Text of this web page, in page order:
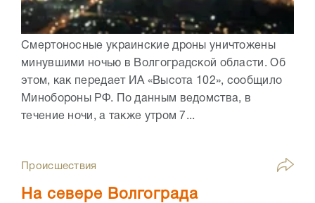
Смертоносные украинские дроны уничтожены
минувшими ночью в Волгоградской области. Об
этом, как передает ИА «Высота 102», сообщило
Минобороны РФ. По данным ведомства, в
течение ночи, а также утром 7...
Происшествия
На севере Волгограда